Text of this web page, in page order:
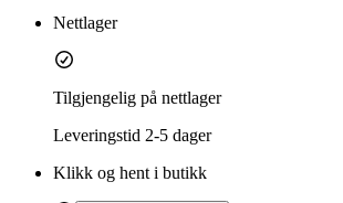
Nettlager
Tilgjengelig på nettlager
Leveringstid 2-5 dager
Klikk og hent i butikk